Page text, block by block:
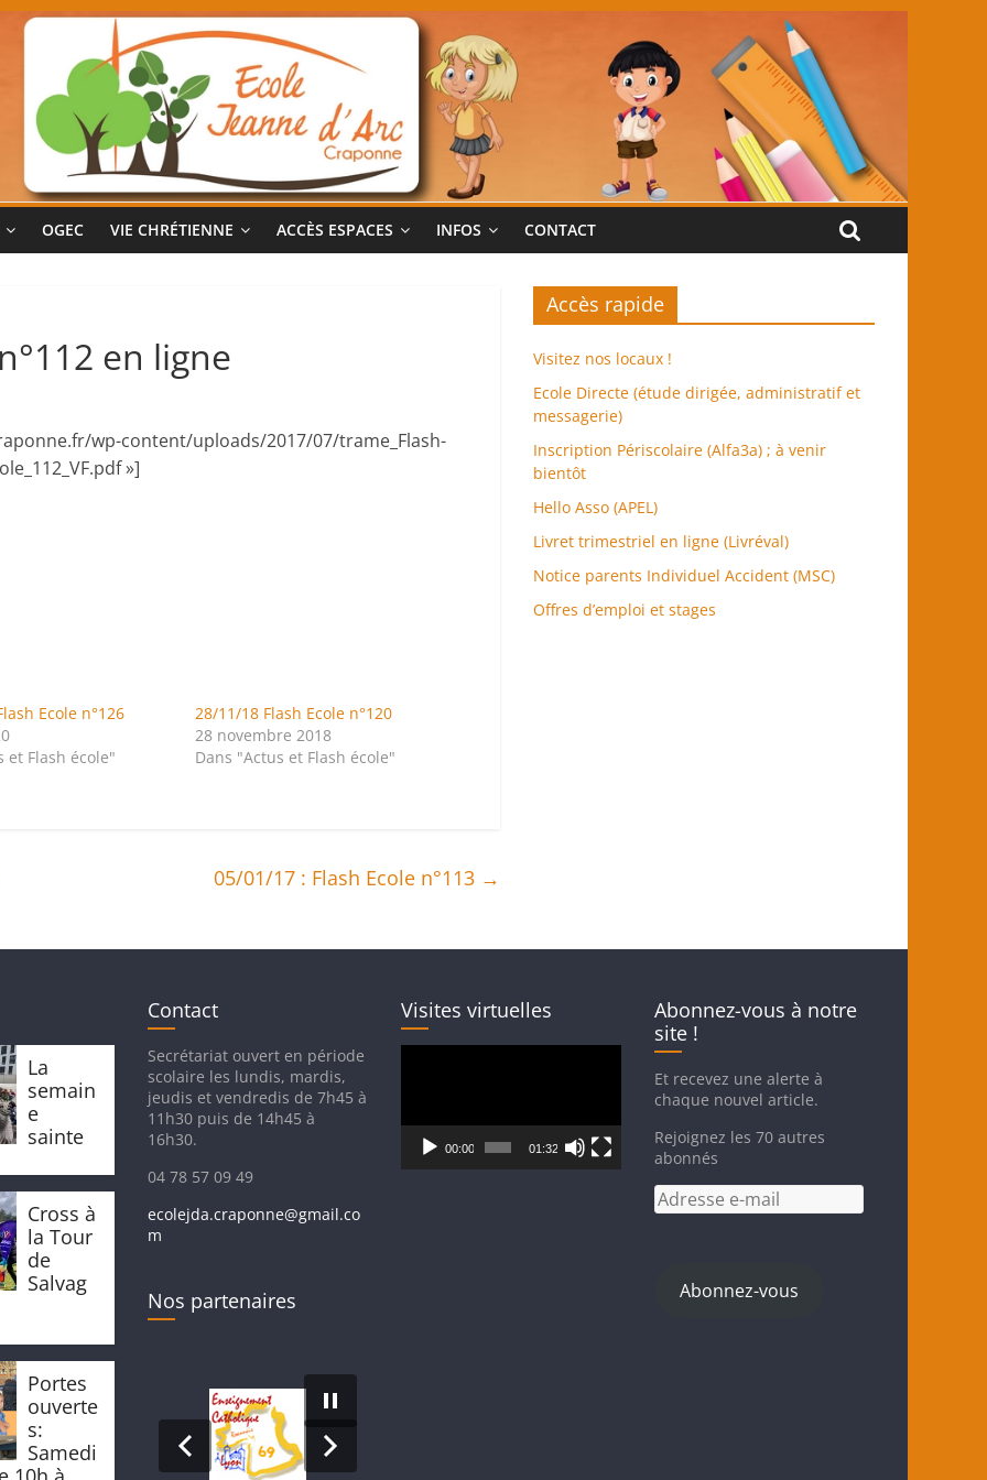
OGEC VIE CHRÉTIENNE ACCÈS ESPACES INFOS CONTACT
en ligne
wp-content/uploads/2017/07/trame_Flash-
»]
Ecole n°126
et Flash école"
28/11/18 Flash Ecole n°120
28 novembre 2018
Dans "Actus et Flash école"
05/01/17 : Flash Ecole n°113 →
Accès rapide
Visitez nos locaux !
Ecole Directe (étude dirigée, administratif et
messagerie)
Inscription Périscolaire (Alfa3a) ; à venir
bientôt
Hello Asso (APEL)
Livret trimestriel en ligne (Livréval)
Notice parents Individuel Accident (MSC)
Offres d’emploi et stages
La
semain
e
sainte
Cross à
la Tour
de
Salvag
Portes
ouverte
s:
Samedi
Contact
Secrétariat ouvert en période
scolaire les lundis, mardis,
jeudis et vendredis de 7h45 à
11h30 puis de 14h45 à
16h30.
04 78 57 09 49
ecolejda.craponne@gmail.co
m
Nos partenaires
Visites virtuelles
00:00 01:32
Abonnez-vous à notre
site !
Et recevez une alerte à
chaque nouvel article.
Rejoignez les 70 autres
abonnés
Adresse
e-
Abonnez-vous